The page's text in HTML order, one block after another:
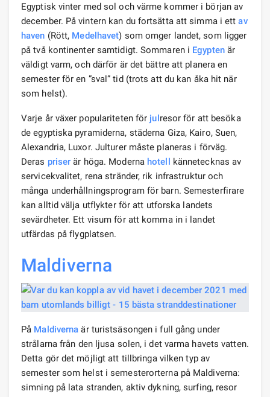
Egyptisk vinter med sol och värme kommer i början av
december. På vintern kan du fortsätta att simma i ettav
haven (Rött, Medelhavet) som omger landet, som ligger
på två kontinenter samtidigt. Sommaren i Egyptenär
väldigt varm, och därför är det bättre att planera en
semester för en ”sval” tid (trots att du kan åka hit när
som helst).
Varje år växer populariteten för julresor för att besöka
de egyptiska pyramiderna, städerna Giza, Kairo, Suen,
Alexandria, Luxor. Julturer måste planeras i förväg.
Deras priser är höga. Moderna hotell kännetecknas av
servicekvalitet, rena stränder, rik infrastruktur och
många underhållningsprogram för barn. Semesterfirare
kan alltid välja utflykter för att utforska landets
sevärdheter. Ett visum för att komma in i landet
utfärdas på flygplatsen.
Maldiverna
På Maldiverna är turistsäsongen i full gång under
strålarna från den ljusa solen, i det varma havets vatten.
Detta gör det möjligt att tillbringa vilken typ av
semester som helst i semesterorterna på Maldiverna:
simning på lata stranden, aktiv dykning, surfing, resor